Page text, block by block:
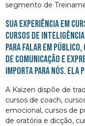
segmento de
Sua experiência em
cursos de
para falar em
de comunicação e
importa para nós. Ela
A Kaizen dispõe de
cursos de coach,
emocional, cursos de
de oratória e dicção,